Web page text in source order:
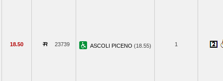
18.50 23739 ASCOLI PICENO (18.55) 1